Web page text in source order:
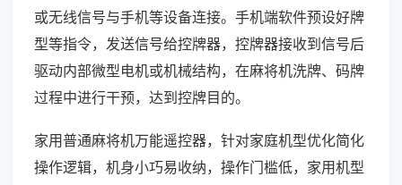
或无线信号与手机等设备连接。手机端软件预设好牌
型等指令，发送信号给控牌器，控牌器接收到信号后
驱动内部微型电机或机械结构，在麻将机洗牌、码牌
过程中进行干预，达到控牌目的。
家用普通麻将机万能遥控器，针对家庭机型优化简化
操作逻辑，机身小巧易收纳，操作门槛低，家用机型